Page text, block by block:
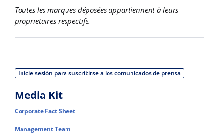
Toutes les marques déposées appartiennent à leurs
propriétaires respectifs.
Inicie sesión para suscribirse a los comunicados de prensa
Media Kit
Corporate Fact Sheet
Management Team